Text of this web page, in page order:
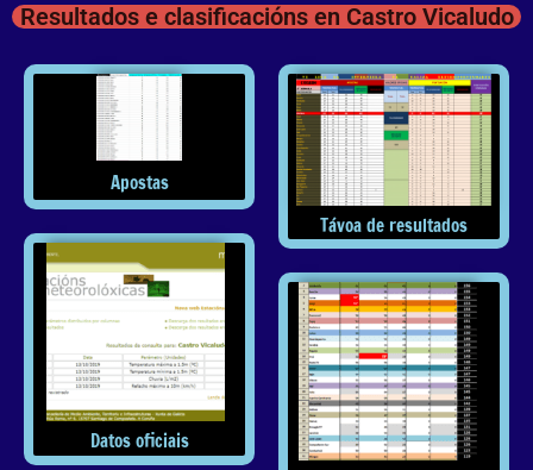
Resultados e clasificacións en Castro Vicaludo
Apostas
Datos oficiais
Távoa de resultados